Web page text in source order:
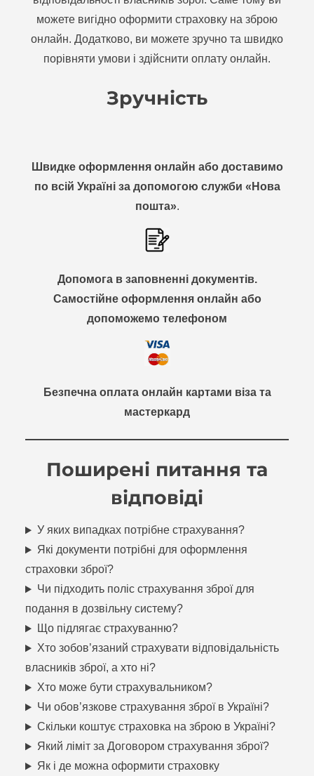
можете вигідно оформити страховку на зброю
онлайн. Додатково, ви можете зручно та швидко
порівняти умови і здійснити оплату онлайн.
Зручність
Швидке оформлення онлайн або доставимо
по всій Україні за допомогою служби «Нова
пошта».
Допомога в заповненні документів.
Самостійне оформлення онлайн або
допоможемо телефоном
Безпечна оплата онлайн картами віза та
мастеркард
Поширені питання та
відповіді
У яких випадках потрібне страхування?
Які документи потрібні для оформлення
страховки зброї?
Чи підходить поліс страхування зброї для
подання в дозвільну систему?
Що підлягає страхуванню?
Хто зобов’язаний страхувати відповідальність
власників зброї, а хто ні?
Хто може бути страхувальником?
Чи обов’язкове страхування зброї в Україні?
Скільки коштує страховка на зброю в Україні?
Який ліміт за Договором страхування зброї?
Як і де можна оформити страховку